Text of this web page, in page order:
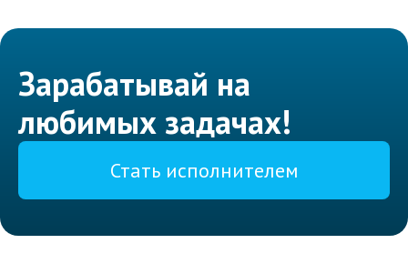
Зарабатывай на
любимых задачах!
Стать исполнителем